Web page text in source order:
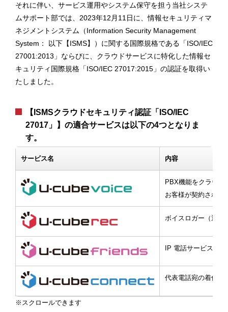
それに伴い、サービス運用やシステム保守を担う当社システ
ムサポート部では、2023年12月11日に、情報セキュリティマ
ネジメントシステム（Information Security Management
System： 以下【ISMS】）に関する国際規格である「ISO/IEC
27001:2013」ならびに、クラウドサービスに特化した情報セ
キュリティ国際規格「ISO/IEC 27017:2015」の認証を取得い
たしました。
【ISMSクラウドセキュリティ認証「ISO/IEC
27017」】の適合サービスは以下の4つとなりま
す。
サービス名 内容
PBX機能をクラウド
お客様が契約されて
ボイスロガー（通話
IP 電話サービスや
代表電話宛の着信に